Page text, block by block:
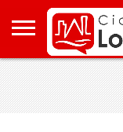
HOME
CONHEÇA
LONDRINA
PONTOS
TURÍSTICOS
ONDE
FICAR EM
LONDRINA
ONDE
COMER
EM
LONDRINA